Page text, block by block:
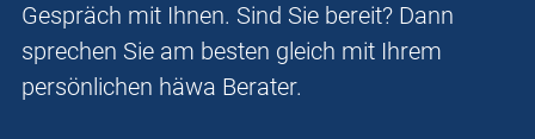
Gespräch mit Ihnen. Sind Sie bereit? Dann
sprechen Sie am besten gleich mit Ihrem
persönlichen häwa Berater.